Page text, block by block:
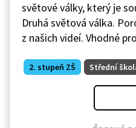
světové války, který je
Druhá světová válka.
z našich videí. Vhodné
2. stupeň ZŠ Střední